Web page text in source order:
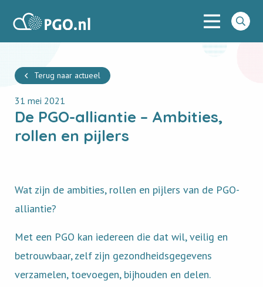
PGO
Menu
Go
to
Terug naar actueel
31 mei 2021
De PGO-alliantie – Ambities,
rollen en pijlers
Wat zijn de ambities, rollen en pijlers van de PGO-
alliantie?
Met een PGO kan iedereen die dat wil, veilig en
betrouwbaar, zelf zijn gezondheidsgegevens
verzamelen, toevoegen, bijhouden en delen.